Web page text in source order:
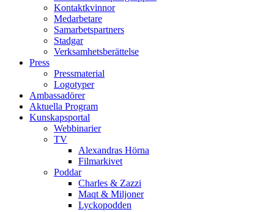
Kontaktkvinnor
Medarbetare
Samarbetspartners
Stadgar
Verksamhetsberättelse
Press
Pressmaterial
Logotyper
Ambassadörer
Aktuella Program
Kunskapsportal
Webbinarier
TV
Alexandras Hörna
Filmarkivet
Poddar
Charles & Zazzi
Maqt & Miljoner
Lyckopodden